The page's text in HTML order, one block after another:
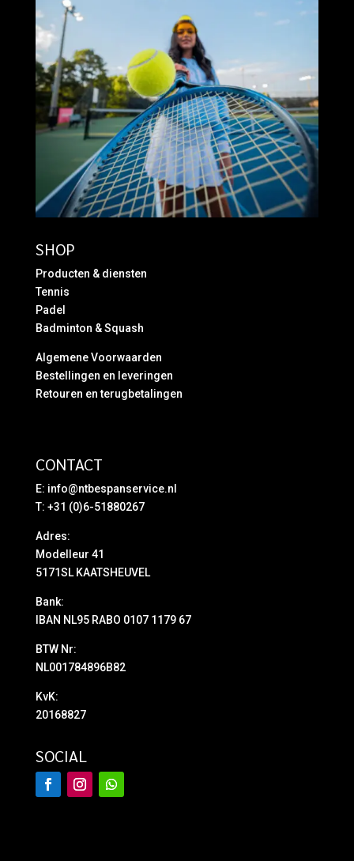
SHOP
Producten & diensten
Tennis
Padel
Badminton & Squash
Algemene Voorwaarden
Bestellingen en leveringen
Retouren en terugbetalingen
CONTACT
E: info@ntbespanservice.nl
T: +31 (0)6-51880267
Adres:
Modelleur 41
5171SL KAATSHEUVEL
Bank:
IBAN NL95 RABO 0107 1179 67
BTW Nr:
NL001784896B82
KvK:
20168827
SOCIAL